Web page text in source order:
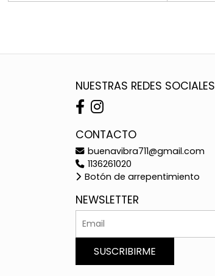
NUESTRAS REDES SOCIALES
CONTACTO
buenavibra711@gmail.com
1136261020
Botón de arrepentimiento
NEWSLETTER
SUSCRIBIRME